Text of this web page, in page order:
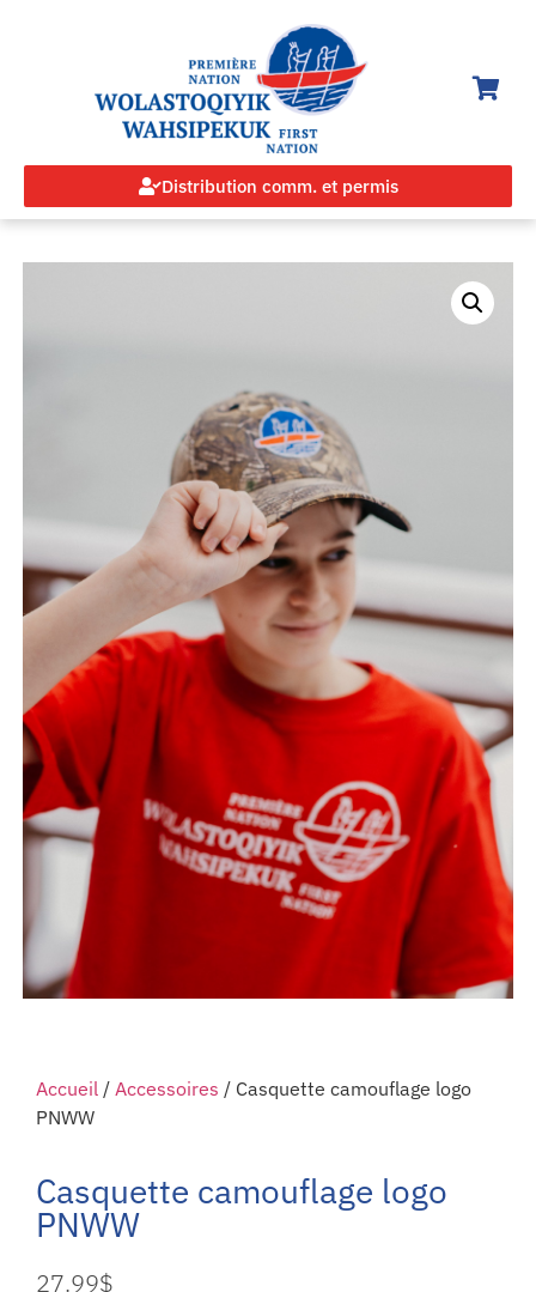
Distribution comm. et permis
Accueil /Accessoires / Casquette camouflage logo
PNWW
Casquette camouflage logo
PNWW
27.99$